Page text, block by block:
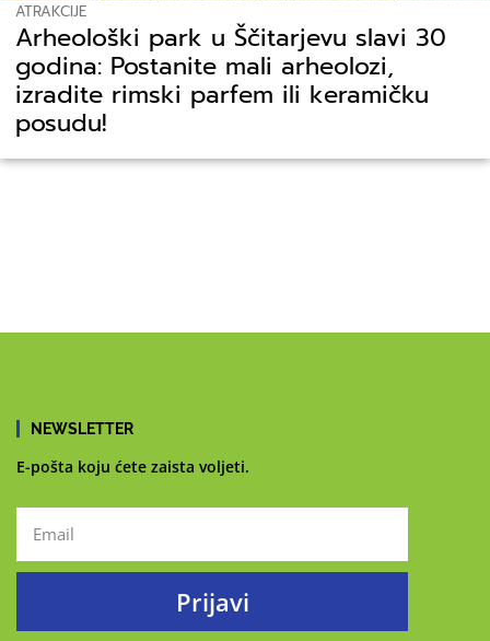
ATRAKCIJE
Arheološki park u Ščitarjevu slavi 30
godina: Postanite mali arheolozi,
izradite rimski parfem ili keramičku
posudu!
NEWSLETTER
E-pošta koju ćete zaista voljeti.
Prijavi